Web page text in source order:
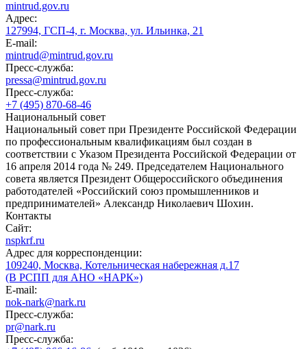
mintrud.gov.ru
Адрес:
127994, ГСП-4, г. Москва, ул. Ильинка, 21
E-mail:
mintrud@mintrud.gov.ru
Пресс-служба:
pressa@mintrud.gov.ru
Пресс-служба:
+7 (495) 870-68-46
Национальный совет
Национальный совет при Президенте Российской Федерации
по профессиональным квалификациям был создан в
соответствии с Указом Президента Российской Федерации от
16 апреля 2014 года № 249. Председателем Национального
совета является Президент Общероссийского объединения
работодателей «Российский союз промышленников и
предпринимателей» Александр Николаевич Шохин.
Контакты
Сайт:
nspkrf.ru
Адрес для корреспонденции:
109240, Москва, Котельническая набережная д.17
(В РСПП для АНО «НАРК»)
E-mail:
nok-nark@nark.ru
Пресс-служба:
pr@nark.ru
Пресс-служба: